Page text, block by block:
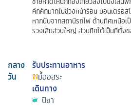
คึกคักมากในช่วงหน้าร้อน มอนเตรอ
หากนับจากสถานีรถไฟ ด้านทิศเหนือ
รวงเสียส่วนใหญ่ ส่วนทิศใต้เป็นที่ตั้ง
กลาง
วัน
รับประทานอาหาร
มื้ออิสระ
เดินทาง
ปิซา